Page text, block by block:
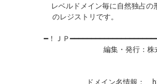
レベルドメイン毎に自然独占の
  のレジストリです。
━！ＪＰ
編集・発行：
ドメイン名情報：